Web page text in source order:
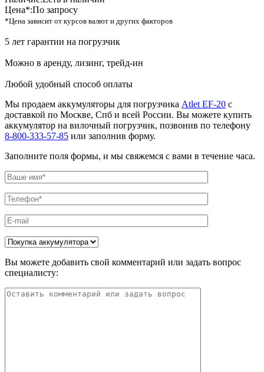
Цена*:По запросу
*Цена зависит от курсов валют и других факторов
5 лет гарантии на погрузчик
Можно в аренду, лизинг, трейд-ин
Любой удобный способ оплаты
Мы продаем аккумуляторы для погрузчика Atlet EF-20 с
доставкой по Москве, Спб и всей России. Вы можете купить
аккумулятор на вилочный погрузчик, позвонив по телефону
8-800-333-57-85 или заполнив форму.
Заполните поля формы, и мы свяжемся с вами в течение часа.
Вы можете добавить свой комментарий или задать вопрос
специалисту: